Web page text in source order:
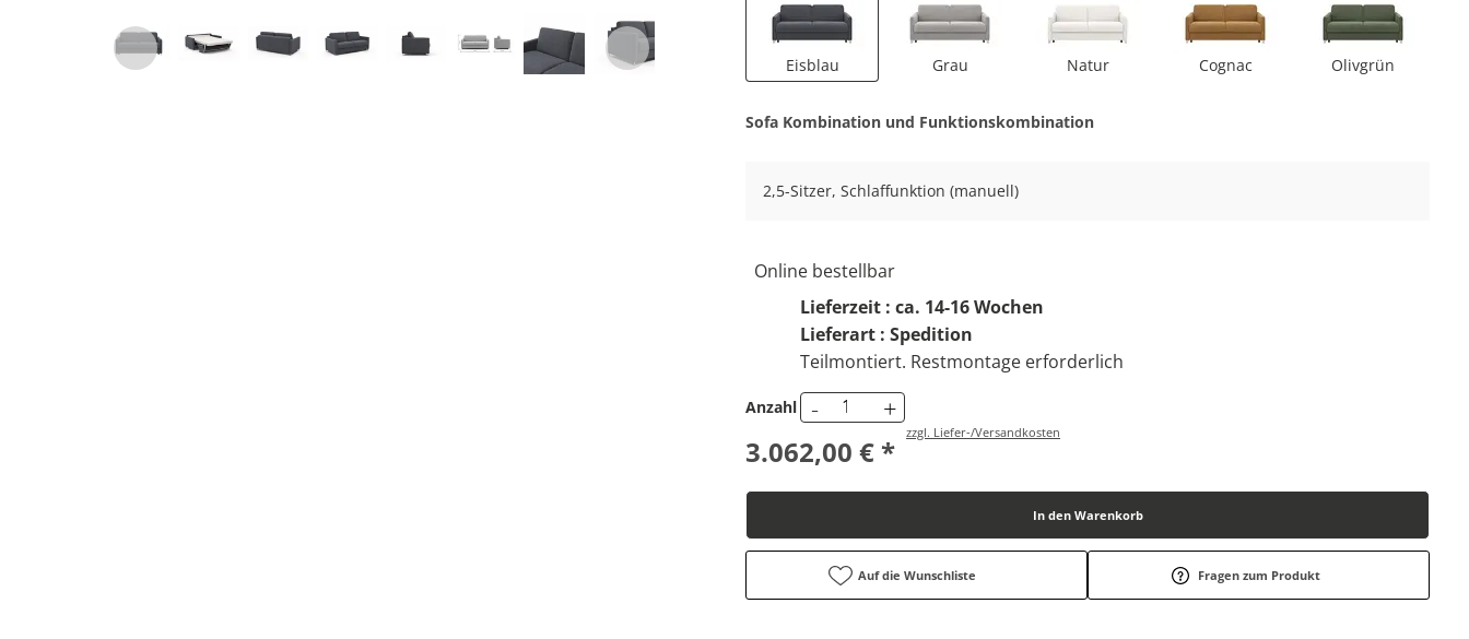
Eisblau Grau Natur Cognac Olivgrün
Sofa Kombination und Funktionskombination
2,5-Sitzer, Schlaffunktion (manuell)
Online bestellbar
Lieferzeit : ca. 14-16 Wochen
Lieferart : Spedition
Teilmontiert. Restmontage erforderlich
Anzahl - +
3.062,00 € *
zzgl. Liefer-/Versandkosten
In den Warenkorb
Auf die Wunschliste Fragen zum Produkt